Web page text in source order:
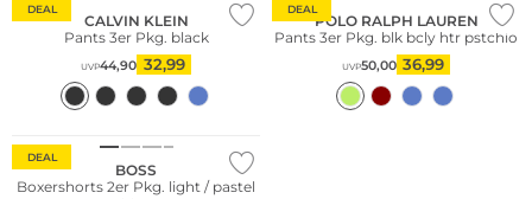
DEAL
CALVIN KLEIN
Pants 3er Pkg. black
UVP44,90 32,99
DEAL
POLO RALPH LAUREN
Pants 3er Pkg. blk bcly htr pstchio
UVP50,00 36,99
DEAL
Multi Pack
BOSS
Boxershorts 2er Pkg. light / pastel